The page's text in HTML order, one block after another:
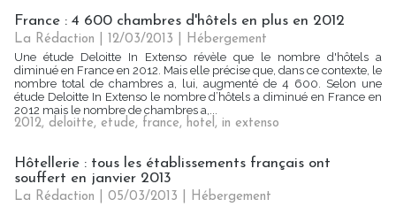
France : 4 600 chambres d'hôtels en plus en 2012
La Rédaction | 12/03/2013
Hébergement
Une étude Deloitte In Extenso révèle que le nombre d'hôtels a
diminué en France en 2012. Mais elle précise que, dans ce contexte, le
nombre total de chambres a, lui, augmenté de 4 600. Selon une
étude Deloitte In Extenso le nombre d’hôtels a diminué en France en
2012 mais le nombre de chambres a,...
2012, deloitte, etude, france, hotel, in extenso
Hôtellerie : tous les établissements français ont
souffert en janvier 2013
La Rédaction | 05/03/2013
Hébergement